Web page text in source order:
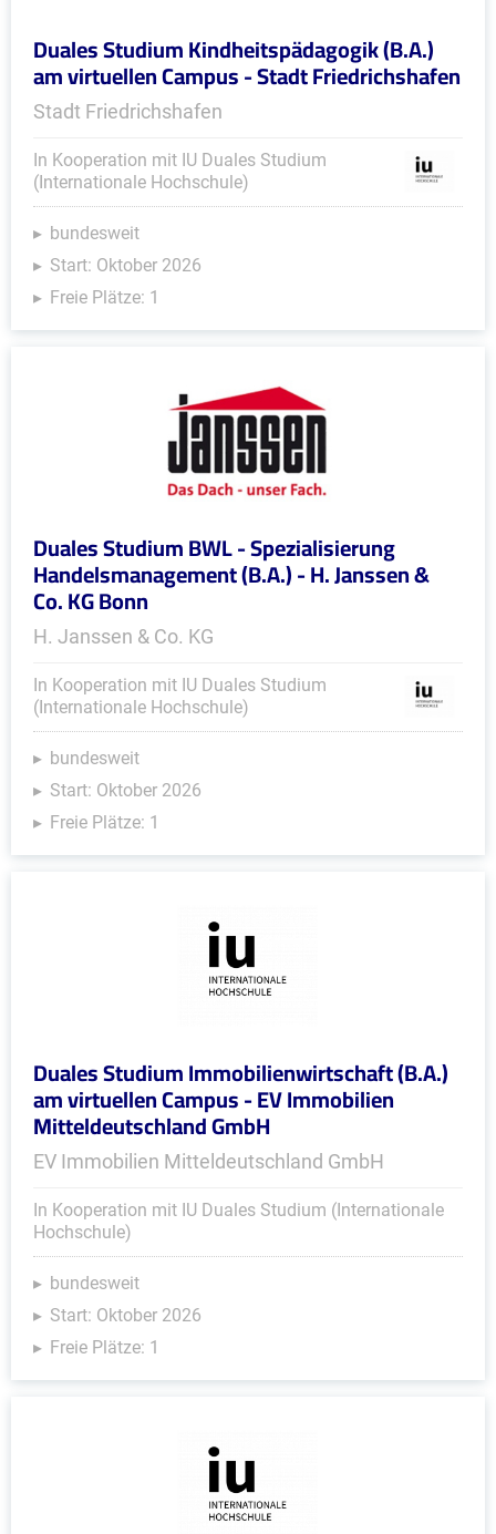
Duales Studium Kindheitspädagogik (B.A.)
am virtuellen Campus - Stadt Friedrichshafen
Stadt Friedrichshafen
In Kooperation mit IU Duales Studium
(Internationale Hochschule)
bundesweit
Start: Oktober 2026
Freie Plätze: 1
Duales Studium BWL - Spezialisierung
Handelsmanagement (B.A.) - H. Janssen &
Co. KG Bonn
H. Janssen & Co. KG
In Kooperation mit IU Duales Studium
(Internationale Hochschule)
bundesweit
Start: Oktober 2026
Freie Plätze: 1
Duales Studium Immobilienwirtschaft (B.A.)
am virtuellen Campus - EV Immobilien
Mitteldeutschland GmbH
EV Immobilien Mitteldeutschland GmbH
In Kooperation mit IU Duales Studium (Internationale
Hochschule)
bundesweit
Start: Oktober 2026
Freie Plätze: 1